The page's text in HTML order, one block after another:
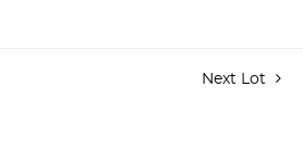
Next Lot